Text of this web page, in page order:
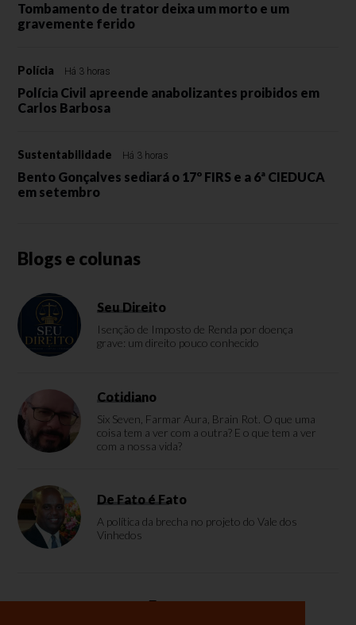
Tombamento de trator deixa um morto e um
gravemente ferido
Polícia Há 3 horas
Polícia Civil apreende anabolizantes proibidos em
Carlos Barbosa
Sustentabilidade Há 3 horas
Bento Gonçalves sediará o 17º FIRS e a 6ª CIEDUCA
em setembro
Blogs e colunas
Seu Direito
Isenção de Imposto de Renda por doença
grave: um direito pouco conhecido
Cotidiano
Six Seven, Farmar Aura, Brain Rot. O que uma
coisa tem a ver com a outra? E o que tem a ver
com a nossa vida?
De Fato é Fato
A política da brecha no projeto do Vale dos
Vinhedos
Enquete